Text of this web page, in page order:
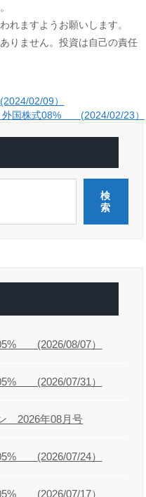
れますようお願いします。
りません。投資は自己の責任
02/09）
株式08% (2024/02/23）
検
索
(2026/08/07）
(2026/07/31）
2026年08月号
(2026/07/24）
(2026/07/17）